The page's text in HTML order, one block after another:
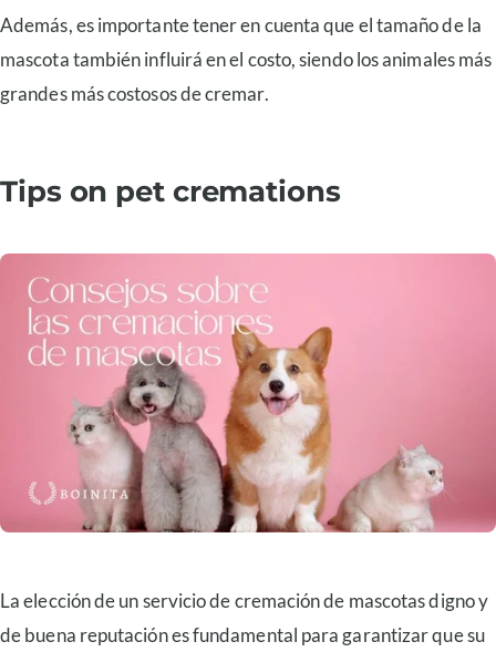
Además, es importante tener en cuenta que el tamaño de la
mascota también influirá en el costo, siendo los animales más
grandes más costosos de cremar.
Tips on pet cremations
La elección de un servicio de cremación de mascotas digno y
de buena reputación es fundamental para garantizar que su